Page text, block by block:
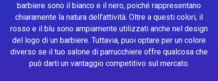
barbiere sono il bianco e il nero, poiché rappresentano
chiaramente la natura dell’attività. Oltre a questi colori, il
rosso e il blu sono ampiamente utilizzati anche nel design
del logo di un barbiere. Tuttavia, puoi optare per un colore
diverso se il tuo salone di parrucchiere offre qualcosa che
può darti un vantaggio competitivo sul mercato.